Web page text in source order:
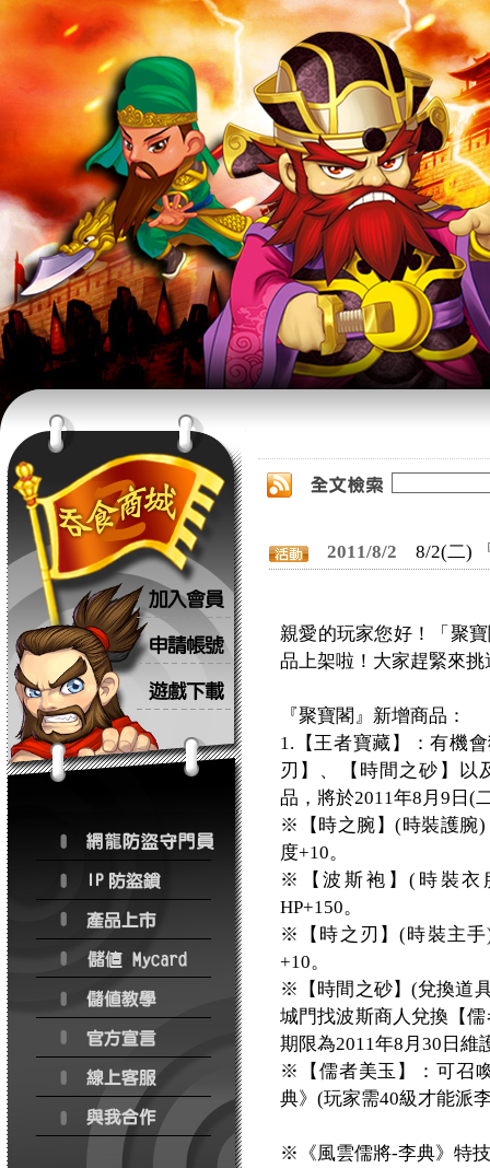
2011/8/2 8/2(二)
親愛的玩家您好！「聚
品上架啦！大家趕緊來
『聚寶閣』新增商品：
1.【王者寶藏】：有機
刃】、【時間之砂】以
品，將於2011年8月9日(
※【時之腕】(時裝護腕)
度+10。
※【波斯袍】(時裝衣
HP+150。
※【時之刃】(時裝主手
+10。
※【時間之砂】(兌換道
城門找波斯商人兌換【
期限為2011年8月30日維
※【儒者美玉】：可召
典》(玩家需40級才能派
※《風雲儒將-李典》特